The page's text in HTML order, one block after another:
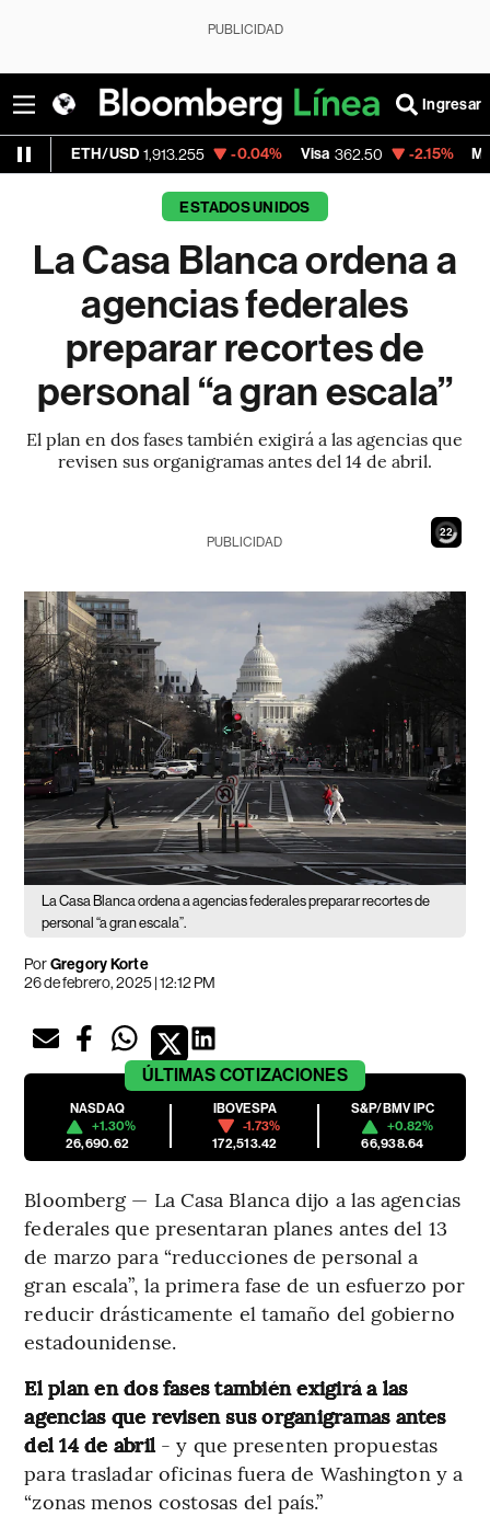
PUBLICIDAD
Ingresar
1,913.255 -0.04% Visa 362.50 -2.15% MercadoLibre
ESTADOS UNIDOS
La Casa Blanca ordena a
agencias federales
preparar recortes de
personal “a gran escala”
El plan en dos fases también exigirá a las agencias que
revisen sus organigramas antes del 14 de abril.
20
PUBLICIDAD
La Casa Blanca ordena a agencias federales preparar recortes de
personal “a gran escala”.
PorGregory Korte
26 de febrero, 2025 | 12:12 PM
ÚLTIMAS COTIZACIONES
NASDAQ
+1.30%
26,690.62
IBOVESPA
-1.73%
172,513.42
S&P/BMV IPC
+0.82%
66,938.64
Bloomberg — La Casa Blanca dijo a las agencias
federales que presentaran planes antes del 13
de marzo para “reducciones de personal a
gran escala”, la primera fase de un esfuerzo por
reducir drásticamente el tamaño del gobierno
estadounidense.
El plan en dos fases también exigirá a las
agencias que revisen sus organigramas antes
del 14 de abril - y que presenten propuestas
para trasladar oficinas fuera de Washington y a
“zonas menos costosas del país.”